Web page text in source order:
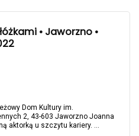
• Jaworzno •
Dom Kultury im.
2, 43-603 Jaworzno Joanna
aktorką u szczytu kariery. ...